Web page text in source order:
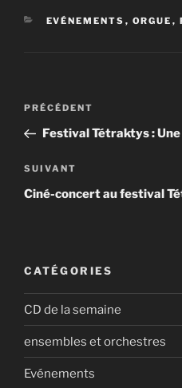
CATÉGORIES
EVÉNEMENTS , ORGUE ,
Navigation
l’article
Article
précédent
PRÉCÉDENT
Festival Tétraktys :
Article
suivant
SUIVANT
Ciné-concert au festival
CATÉGORIES
CD de la semaine
ensembles et orchestres
Evénements